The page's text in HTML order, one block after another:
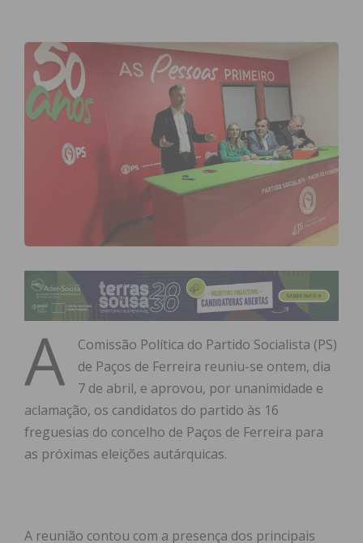
A
Comissão Política do Partido Socialista (PS)
de Paços de Ferreira reuniu-se ontem, dia
7 de abril, e aprovou, por unanimidade e
aclamação, os candidatos do partido às 16
freguesias do concelho de Paços de Ferreira para
as próximas eleições autárquicas.
A reunião contou com a presença dos principais